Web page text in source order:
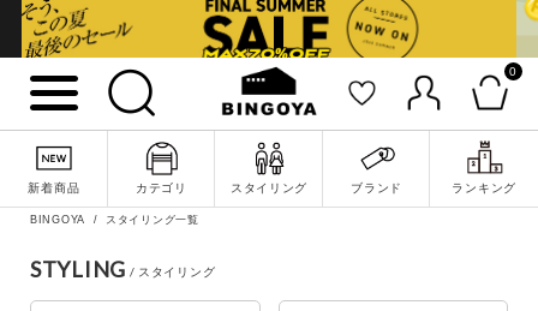
0
新着商品 カテゴリ スタイリング ブランド ランキング
詳細検索
BINGOYA スタイリング一覧
STYLING